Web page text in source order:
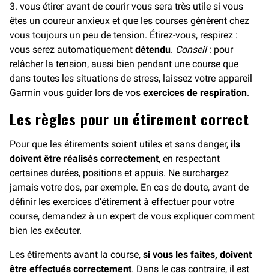
3. vous étirer avant de courir vous sera très utile si vous
êtes un coureur anxieux et que les courses génèrent chez
vous toujours un peu de tension. Étirez-vous, respirez :
vous serez automatiquement détendu. Conseil: pour
relâcher la tension, aussi bien pendant une course que
dans toutes les situations de stress, laissez votre appareil
Garmin vous guider lors de vos exercices de respiration.
Les règles pour un étirement correct
Pour que les étirements soient utiles et sans danger, ils
doivent être réalisés correctement, en respectant
certaines durées, positions et appuis. Ne surchargez
jamais votre dos, par exemple. En cas de doute, avant de
définir les exercices d’étirement à effectuer pour votre
course, demandez à un expert de vous expliquer comment
bien les exécuter.
Les étirements avant la course, si vous les faites, doivent
être effectués correctement. Dans le cas contraire, il est